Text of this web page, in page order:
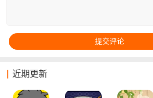
近期更新